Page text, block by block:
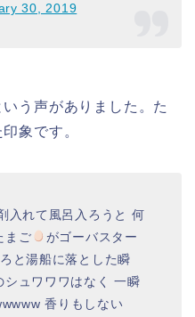
30, 2019
う声がありました。た
象です。
入れて風呂入ろうと 何
まご
がゴーバスター
と湯船に落とした瞬
シュワワワはなく 一瞬
香りもしない